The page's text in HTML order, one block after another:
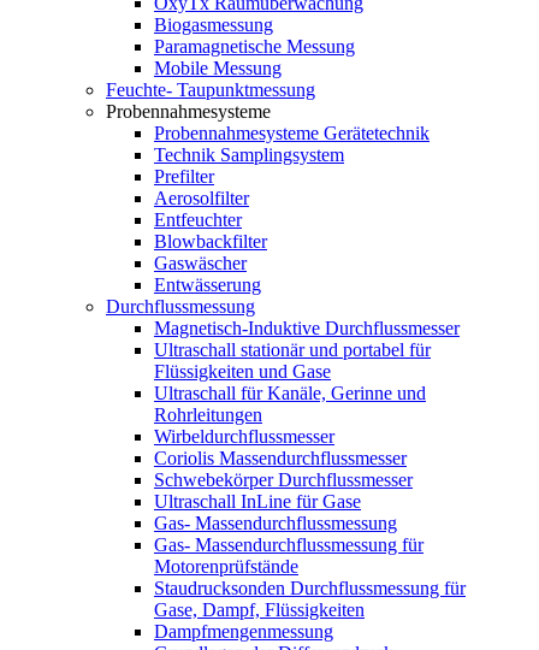
Biogasmessung
Paramagnetische Messung
Mobile Messung
Feuchte- Taupunktmessung
Probennahmesysteme
Probennahmesysteme Gerätetechnik
Technik Samplingsystem
Prefilter
Aerosolfilter
Entfeuchter
Blowbackfilter
Gaswäscher
Entwässerung
Durchflussmessung
Magnetisch-Induktive Durchflussmesser
Ultraschall stationär und portabel für
Flüssigkeiten und Gase
Ultraschall für Kanäle, Gerinne und
Rohrleitungen
Wirbeldurchflussmesser
Coriolis Massendurchflussmesser
Schwebekörper Durchflussmesser
Ultraschall InLine für Gase
Gas- Massendurchflussmessung
Gas- Massendurchflussmessung für
Motorenprüfstände
Staudrucksonden Durchflussmessung für
Gase, Dampf, Flüssigkeiten
Dampfmengenmessung